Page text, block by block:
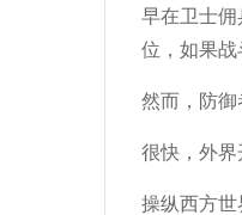
早在卫士
位，如果战
然而，防御
很快，外界
操纵西方世